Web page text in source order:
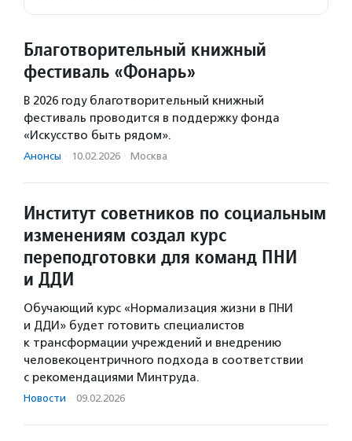
Благотворительный книжный
фестиваль «Фонарь»
В 2026 году благотворительный книжный
фестиваль проводится в поддержку фонда
«Искусство быть рядом».
Анонсы · 10.02.2026 · Москва
Институт советников по социальным
изменениям создал курс
переподготовки для команд ПНИ
и ДДИ
Обучающий курс «Нормализация жизни в ПНИ
и ДДИ» будет готовить специалистов
к трансформации учреждений и внедрению
человекоцентричного подхода в соответствии
с рекомендациями Минтруда.
Новости · 09.02.2026